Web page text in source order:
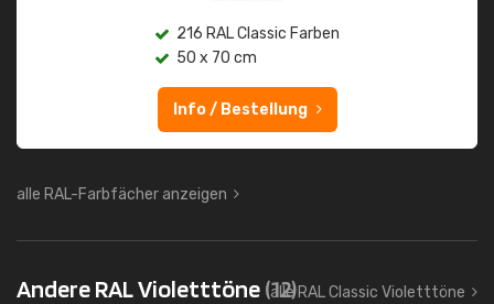
216 RAL Classic Farben
50 x 70 cm
Info / Bestellung
alle RAL-Farbfächer anzeigen
Andere RAL Violetttöne(12)
alle RAL Classic Violetttöne